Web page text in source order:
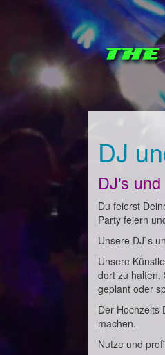
DJ
DJ's
Du feierst
Party feiern
Unsere DJ`s
Unsere
dort zu halten.
geplant oder
Der Hochzeits
machen.
Nutze und